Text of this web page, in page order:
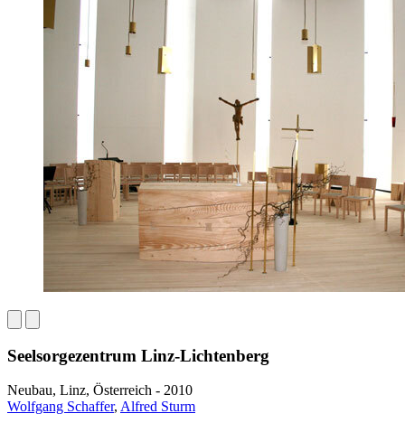
Seelsorgezentrum Linz-Lichtenberg
Neubau, Linz, Österreich - 2010
Wolfgang Schaffer, Alfred Sturm